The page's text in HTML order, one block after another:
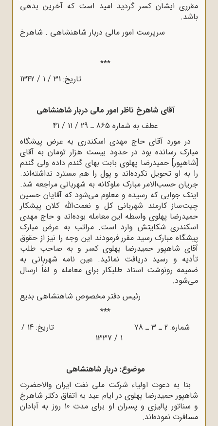
مقرری ایشان کسر گردید امید است که آخرین بدهی
باشد.
سرپرست امور مالی دربار شاهنشاهی . شاهرخ
***
تاریخ: 31 / 1 / 1342
آقای شاهرخ ناظر امور مالی دربار شاهنشاهی
عطف به شماره 865 ـ 29 / 11 / 41
در مورد آقای حاج مهدی اسکندری به عرض پیشگاه
مبارک رسانده بود در حدود بیست هزار تومان به آقای
[شاهپور] حمیدرضا پهلوی بابت بهای گندم داده ولی گندم
را به او تحویل نکرده‌اند و پول را هم مسترد نداشته‌اند.
جریان حسب‌الامر مبارک ملوکانه به شهربانی مراجعه شد.
اینک جوابی که رسیده و معلوم می‌شود که آقایان حسین
چیت‌ساز کارمند شهربانی کل و نعمت‌الله کلان پیشکار
حمیدرضا پهلوی واسطه این معامله بوده‌اند و حاج مهدی
اسکندری شکایتش وارد است. مراتب به عرض مبارک
پیشگاه مبارک رسید مقرر فرمودند این وجه را نیز از حقوق
آقای شاهپور حمیدرضا پهلوی کسر و به صاحب طلب
تأدیه و رسید دریافت نمائید. عین نامه شهربانی به
ضمیمه رونوشت اسناد طلبکار برای معامله و لفاً ارسال
می‌شود.
رئیس دفتر مخصوص شاهنشاهی بدیع
***
شماره: 2 ـ 3 ـ 78 تاریخ: 14 /
1 / 1337
موضوع: دربار شاهنشاهی
بنا به دعوت اولیاء شرکت ملی نفت ایران والاحضرت
شاهپور حمیدرضا پهلوی در ایام عید به اتفاق دکتر شاهرخ
و سناتور پالیزی و پسران او برای مدت 10 روز به آبادان
مسافرت نموده‌اند.